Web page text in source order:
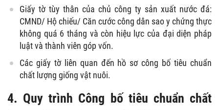
Giấy tờ tùy thân của chủ công ty sản xuất nước đá:
CMND/ Hộ chiếu/ Căn cước công dân sao y chứng thực
không quá 6 tháng và còn hiệu lực của đại diện pháp
luật và thành viên góp vốn.
Các giấy tờ liên quan đến hồ sơ công bố tiêu chuẩn
chất lượng giống vật nuôi.
4. Quy trình Công bố tiêu chuẩn chất